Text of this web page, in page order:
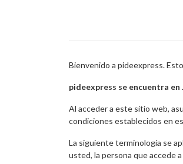
Bienvenido a pideexpress.
pideexpress se encuentra en .
Al acceder a este sitio web,
condiciones establecidos en
La siguiente terminología se
usted, la persona que accede